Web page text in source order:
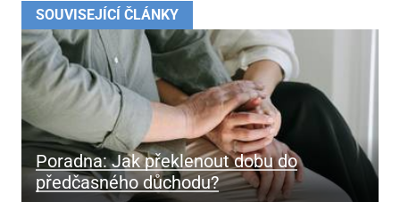
SOUVISEJÍCÍ ČLÁNKY
Poradna: Jak překlenout dobu do
předčasného důchodu?